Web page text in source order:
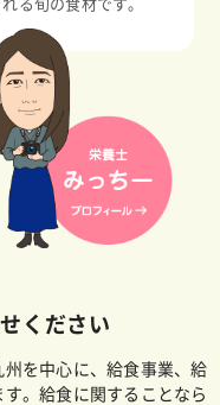
る旬の食材です。
ください
を中心に、給食事業、給
。給食に関することなら